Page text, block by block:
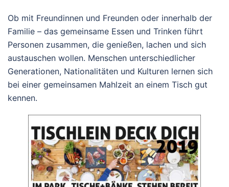
Ob mit Freundinnen und Freunden oder innerhalb der
Familie – das gemeinsame Essen und Trinken führt
Personen zusammen, die genießen, lachen und sich
austauschen wollen. Menschen unterschiedlicher
Generationen, Nationalitäten und Kulturen lernen sich
bei einer gemeinsamen Mahlzeit an einem Tisch gut
kennen.